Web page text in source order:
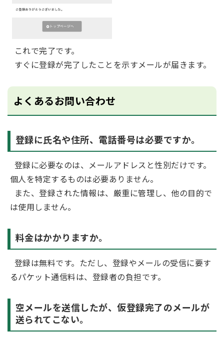
これで完了です。
すぐに登録が完了したことを示すメールが届きます。
よくあるお問い合わせ
登録に氏名や住所、電話番号は必要ですか。
登録に必要なのは、メールアドレスと性別だけです。
個人を特定するものは必要ありません。
また、登録された情報は、厳重に管理し、他の目的で
は使用しません。
料金はかかりますか。
登録は無料です。ただし、登録やメールの受信に要す
るパケット通信料は、登録者の負担です。
空メールを送信したが、仮登録完了のメールが
送られてこない。